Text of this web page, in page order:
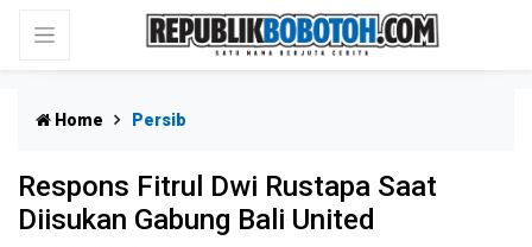
Home Persib
Respons Fitrul Dwi Rustapa Saat
Diisukan Gabung Bali United